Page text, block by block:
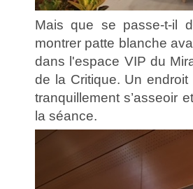
Mais que se passe-t-il
montrer patte blanche
dans l'espace VIP du
de la Critique. Un
tranquillement s’asseoir
la séance.